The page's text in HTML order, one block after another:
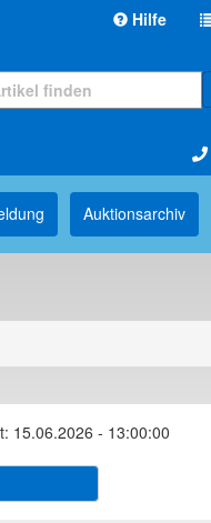
Hilfe
Auktions­archiv
15.06.2026 - 13:00:00